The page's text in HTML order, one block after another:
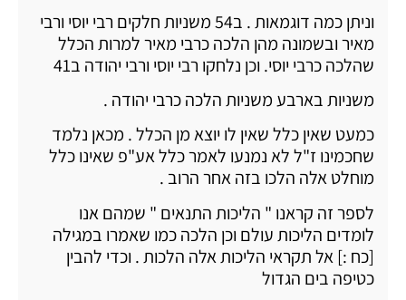
וניתן כמה דוגמאות . ב54 משניות חלקים רבי יוסי ורבי
מאיר ובשמונה מהן הלכה כרבי מאיר למרות הכלל
שהלכה כרבי יוסי. וכן נלחקו רבי יוסי ורבי יהודה ב41
משניות בארבע משניות הלכה כרבי יהודה .
כמעט שאין כלל שאין לו יוצא מן הכלל . מכאן נלמד
שחכמינו ז"ל לא נמנעו לאמר כלל אע"פ שאינו כלל
מוחלט אלה הלכו בזה אחר הרוב .
לספר זה קראנו " הליכות התנאים " שמהם אנו
לומדים הליכות עולם וכן הלכה כמו שאמרו במגילה
[כח :] אל תקראי הליכות אלה הלכות . וכדי להבין
כטיפה בים הגדול